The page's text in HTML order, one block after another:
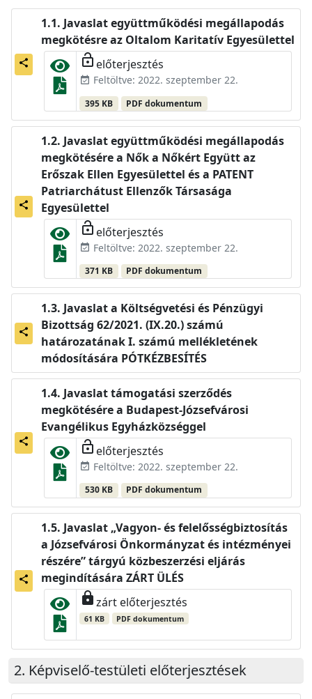
share
Javaslat együttműködési megállapodás
megkötésre az Oltalom Karitatív Egyesülettel
lock_open előterjesztés
event_available Feltöltve: 2022. szeptember 22.
395 KB PDF dokumentum
share
Javaslat együttműködési megállapodás
megkötésére a Nők a Nőkért Együtt az
Erőszak Ellen Egyesülettel és a PATENT
Patriarchátust Ellenzők Társasága
Egyesülettel
lock_open előterjesztés
event_available Feltöltve: 2022. szeptember 22.
371 KB PDF dokumentum
share
Javaslat a Költségvetési és Pénzügyi
Bizottság 62/2021. (IX.20.) számú
határozatának I. számú mellékletének
módosítására PÓTKÉZBESÍTÉS
share
Javaslat támogatási szerződés
megkötésére a Budapest-Józsefvárosi
Evangélikus Egyházközséggel
lock_open előterjesztés
event_available Feltöltve: 2022. szeptember 22.
530 KB PDF dokumentum
share
Javaslat „Vagyon- és felelősségbiztosítás
a Józsefvárosi Önkormányzat és intézményei
részére” tárgyú közbeszerzési eljárás
megindítására ZÁRT ÜLÉS
lockzárt előterjesztés
61 KB PDF dokumentum
Képviselő-testületi előterjesztések